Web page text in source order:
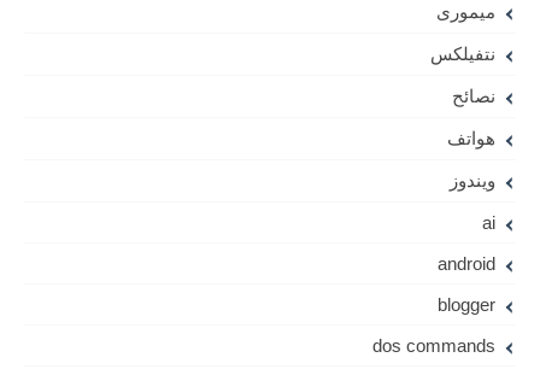
ميمورى
نتفيلكس
نصائح
هواتف
ويندوز
ai
android
blogger
dos commands